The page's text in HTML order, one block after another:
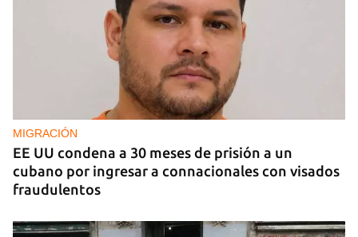
MIGRACIÓN
EE UU condena a 30 meses de prisión a un
cubano por ingresar a connacionales con visados
fraudulentos